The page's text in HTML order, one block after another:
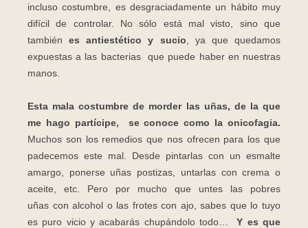
incluso costumbre, es desgraciadamente un hábito muy
difícil de controlar. No sólo está mal visto, sino que
tambiénes antiestético y sucio , ya que quedamos
expuestas a las bacterias que puede haber en nuestras
manos.
Esta mala costumbre de morder las uñas, de la que
me hago partícipe, se conoce como la onicofagia.
Muchos son los remedios que nos ofrecen para los que
padecemos este mal. Desde pintarlas con un esmalte
amargo, ponerse uñas postizas, untarlas con crema o
aceite, etc. Pero por mucho que
untes las pobres
uñas con alcohol o las frotes con ajo, sabes que lo tuyo
es puro vicio y acabarás chupándolo todo…Y es que